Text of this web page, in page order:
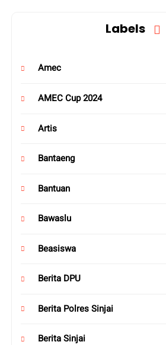
Labels
Amec
AMEC Cup 2024
Artis
Bantaeng
Bantuan
Bawaslu
Beasiswa
Berita DPU
Berita Polres Sinjai
Berita Sinjai